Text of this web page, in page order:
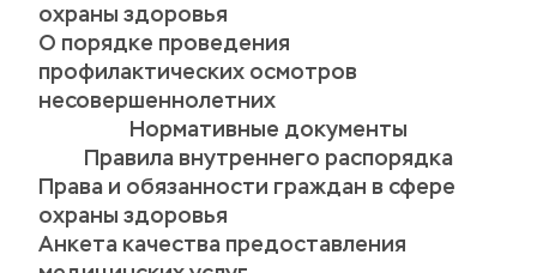
охраны здоровья
О порядке проведения
профилактических осмотров
несовершеннолетних
Нормативные документы
Правила внутреннего распорядка
Права и обязанности граждан в сфере
охраны здоровья
Анкета качества предоставления